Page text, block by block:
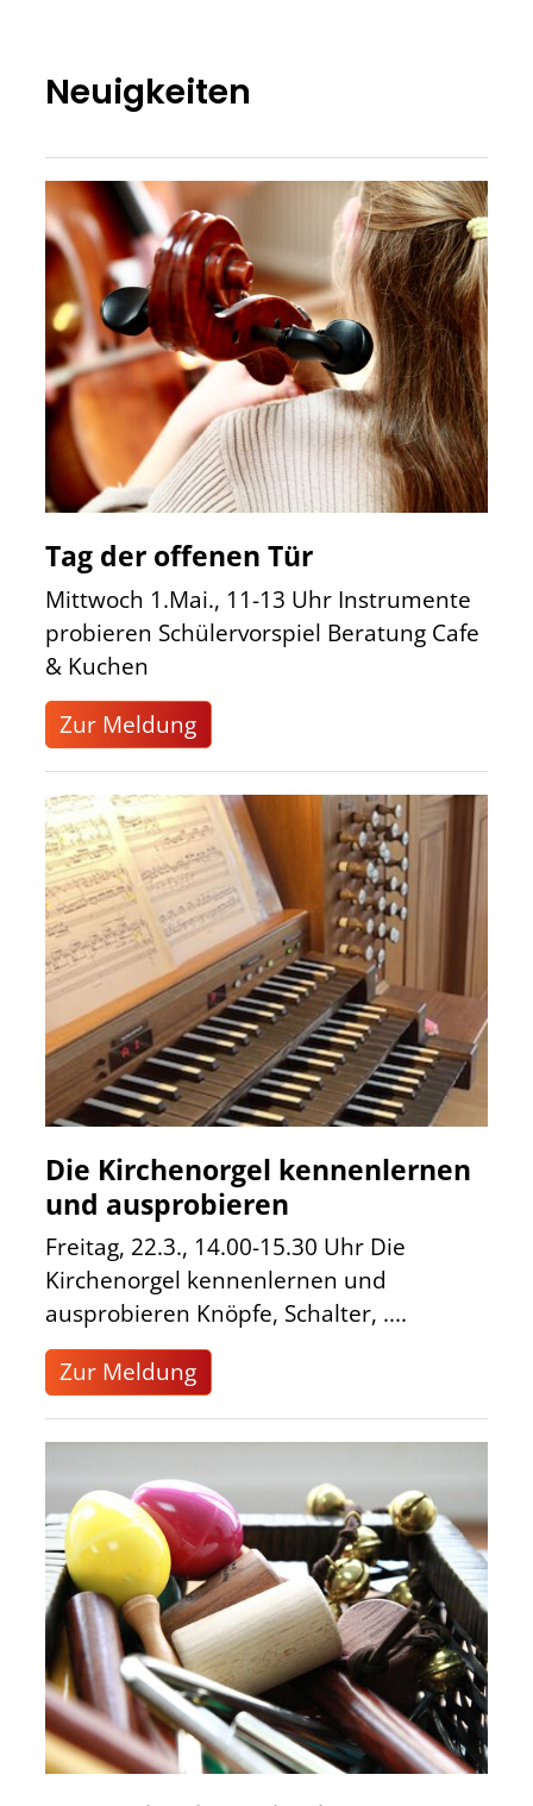
Neuigkeiten
Tag der offenen Tür
Mittwoch 1.Mai., 11-13 Uhr Instrumente
probieren Schülervorspiel Beratung Cafe
& Kuchen
Zur Meldung
Die Kirchenorgel kennenlernen
und ausprobieren
Freitag, 22.3., 14.00-15.30 Uhr Die
Kirchenorgel kennenlernen und
ausprobieren Knöpfe, Schalter, ....
Zur Meldung